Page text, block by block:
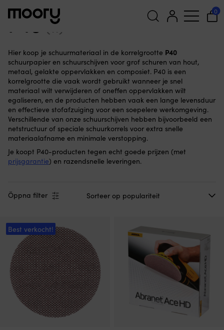
naar:
0
P40 (11)
Hier koop je schuurmateriaal in de korrelgrootte P40
schuurpapier en schuurschijven voor grof schuren van hout,
metaal, gelakte oppervlakken en composiet. P40 is een
korrelgrootte die vaak wordt gebruikt wanneer je snel
materiaal wilt verwijderen of oneffen oppervlakken wilt
egaliseren, en de producten hebben vaak een lange levensduur
en effectieve stofafzuiging voor een soepelere werkomgeving.
Verschillende van onze schuurschijven hebben bijvoorbeeld een
netstructuur of speciale schuurkorrels voor extra snelle
materiaalafname en minimale verstopping.
Je koopt P40-producten tegen echt goede prijzen (met
prijsgarantie) en razendsnelle leveringen.
Öppna filter
Best verkocht!